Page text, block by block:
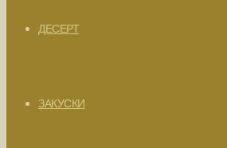
ДЕСЕРТ
ЗАКУСКИ